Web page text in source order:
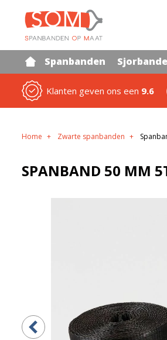
Spanbanden
Klanten geven ons een 9.6
Home Zwarte spanbanden
SPANBAND 50 MM